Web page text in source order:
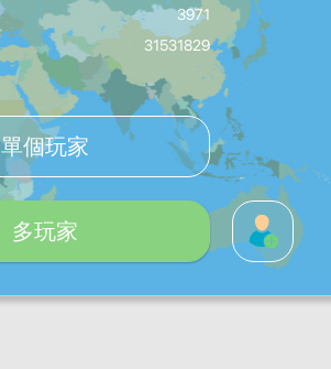
3971
31531829
單個玩家
多玩家